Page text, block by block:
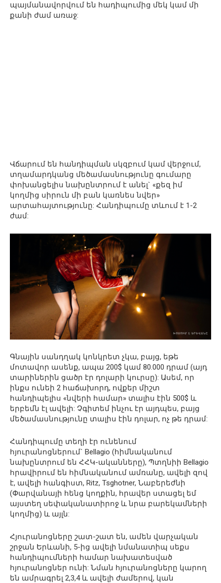
պայմանավորվում են հադիպումից մեկ կամ մի
քանի ժամ առաջ:
Վճարում են հանդիպման սկզբում կամ վերջում,
տղամարդկանց մեծամասնությունը գումարը
փոխանցելիս նախընտրում է անել` «քեզ իմ
կողմից սիրուն մի բան կառնես նվեր»
արտահայտությունը: Հանդիպումը տևում է 1-2
ժամ:
Գնային սանդղակ կոնկրետ չկա, բայց, եթե
մոտավոր ասենք, ապա 200$ կամ 80.000 դրամ (այդ
տարիներին ցածր էր դոլարի կուրսը): Ասեմ, որ
ինքս ունեի 2 հաճախորդ, ովքեր միշտ
հանդիպելիս «նվերի համար» տալիս էին 500$ և
երբեմն էլ ավելի: Չգիտեմ ինչու էր այդպես, բայց
մեծամասնությունը տալիս էին դոլար, ոչ թե դրամ:
Հանդիպումը տեղի էր ունենում
հյուրանոցներում` Bellagio (հիմնականում
նախընտրում են ՀՀԿ-ականները), Պտղնիի Bellagio
հրավիրում են հիմնականում ամռանը, ավելի զով
է, ավելի հանգիստ, Ritz, Tsghotner, Նաբերեժնի
(Փարվանայի հենց կողքին, հրավեր ստացել եմ
այստեղ սեփականատիրոջ և նրա բարեկամների
կողմից) և այլն:
Հյուրանոցները շատ-շատ են, ամեն վարչական
շրջան Երևանի, 5-ից ավելի նմանատիպ սեքս
հանդիպումների համար նախատեսված
հյուրանոցներ ունի: Նման հյուրանոցները կարող
են ամրագրել 2,3,4 և ավելի ժամերով, կան